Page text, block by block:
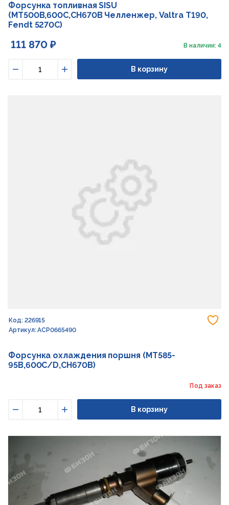
Форсунка топливная SISU
(MT500B,600C,CH670B Челленжер, Valtra T190,
Fendt 5270C)
111 870 ₽ В наличии: 4
Увеличить
В корзину
Код: 226915
Артикул: ACP0665490
Форсунка охлаждения поршня (MT585-
95B,600С/D,CH670B)
Под заказ
Увеличить
В корзину